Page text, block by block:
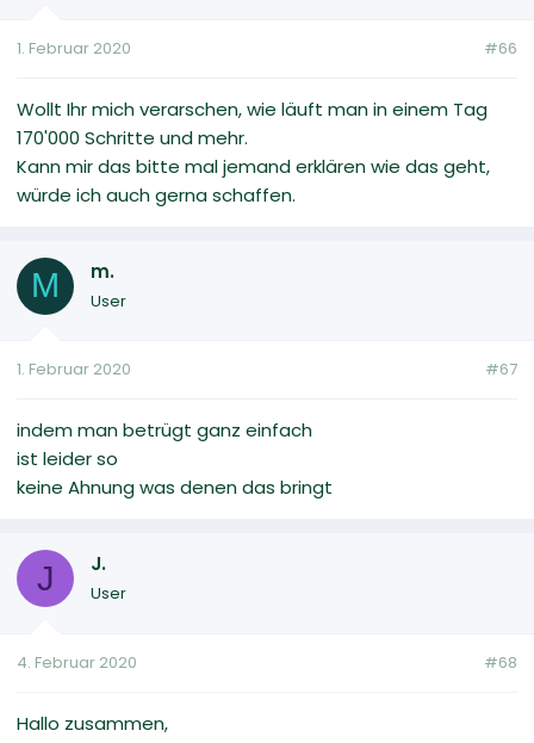
1. Februar 2020 #66
Wollt Ihr mich verarschen, wie läuft man in einem Tag
170'000 Schritte und mehr.
Kann mir das bitte mal jemand erklären wie das geht,
würde ich auch gerna schaffen.
M m.
User
1. Februar 2020 #67
indem man betrügt ganz einfach
ist leider so
keine Ahnung was denen das bringt
J J.
User
4. Februar 2020 #68
Hallo zusammen,